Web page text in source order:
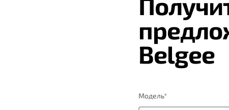
Belgee
Модель*